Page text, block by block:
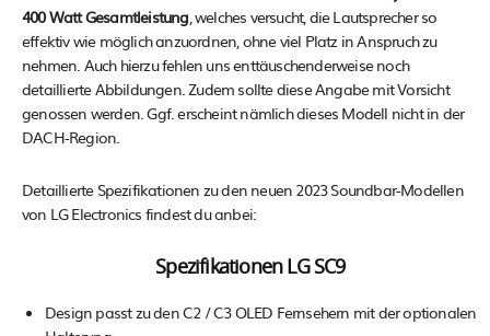
400 Watt Gesamtleistung , welches versucht, die Lautsprecher so
effektiv wie möglich anzuordnen, ohne viel Platz in Anspruch zu
nehmen. Auch hierzu fehlen uns enttäuschenderweise noch
detaillierte Abbildungen. Zudem sollte diese Angabe mit Vorsicht
genossen werden. Ggf. erscheint nämlich dieses Modell nicht in der
DACH-Region.
Detaillierte Spezifikationen zu den neuen 2023 Soundbar-Modellen
von LG Electronics findest du anbei:
Spezifikationen LG SC9
Design passt zu den C2 / C3 OLED Fernsehern mit der optionalen